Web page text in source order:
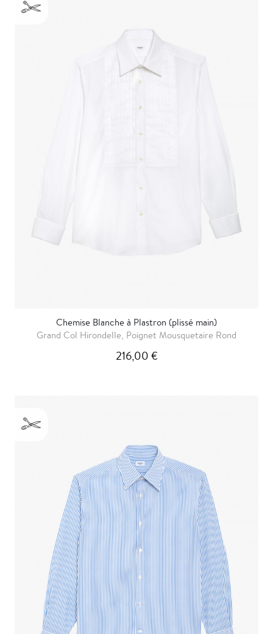
Chemise Blanche à Plastron (plissé main)
Grand Col Hirondelle, Poignet Mousquetaire Rond
216,00 €